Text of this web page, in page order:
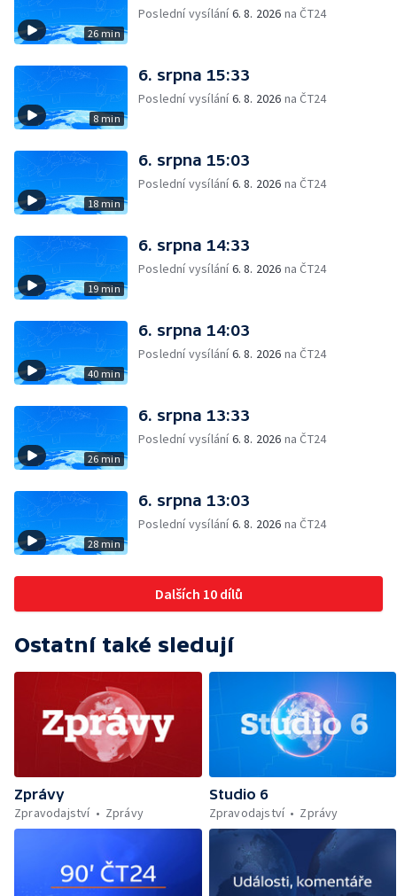
26 min
Poslední vysílání6. 8. 2026 na ČT24
8 min
6. srpna 15:33
Poslední vysílání6. 8. 2026 na ČT24
18 min
6. srpna 15:03
Poslední vysílání6. 8. 2026 na ČT24
19 min
6. srpna 14:33
Poslední vysílání6. 8. 2026 na ČT24
40 min
6. srpna 14:03
Poslední vysílání6. 8. 2026 na ČT24
26 min
6. srpna 13:33
Poslední vysílání6. 8. 2026 na ČT24
28 min
6. srpna 13:03
Poslední vysílání6. 8. 2026 na ČT24
Dalších 10 dílů
Ostatní také sledují
Zprávy
Zpravodajství
Zprávy
Studio 6
Zpravodajství
Zprávy